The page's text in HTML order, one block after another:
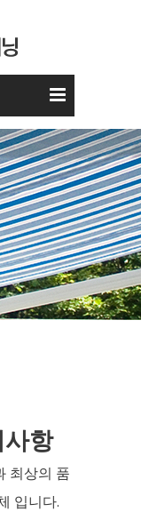
사항
최상의 품
입니다.